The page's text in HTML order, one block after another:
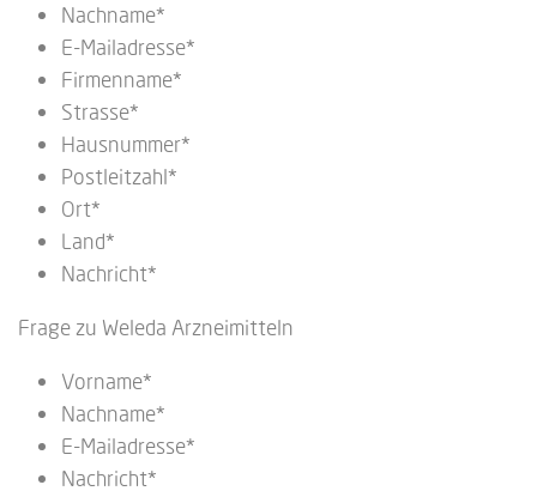
Nachname*
E-Mailadresse*
Firmenname*
Strasse*
Hausnummer*
Postleitzahl*
Ort*
Land*
Nachricht*
Frage zu Weleda Arzneimitteln
Vorname*
Nachname*
E-Mailadresse*
Nachricht*